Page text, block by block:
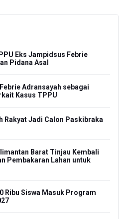
Eks Jampidsus Febrie
Pidana Asal
Adransayah sebagai
Kasus TPPU
Rakyat Jadi Calon Paskibraka
Barat Tinjau Kembali
Pembakaran Lahan untuk
Ribu Siswa Masuk Program